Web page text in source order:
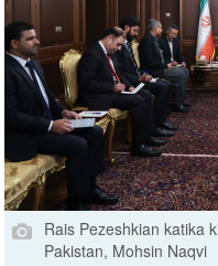
Rais Pezeshkian katika
Pakistan, Mohsin Naqvi